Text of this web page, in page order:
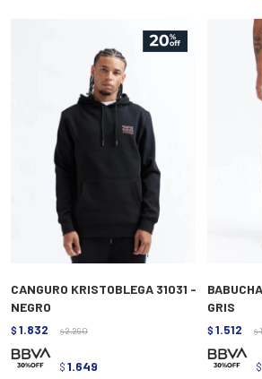
CANGURO KRISTOBLEGA 31031 -
NEGRO
$ 1.832 $ 2.290
$ 1.649
GRIS
$ 1.512 $
$